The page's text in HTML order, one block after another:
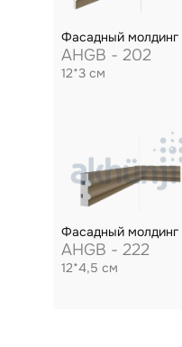
Фасадный молдинг
AHGB - 202
12*3 см
Фасадный молдинг
AHGB - 222
12*4,5 см